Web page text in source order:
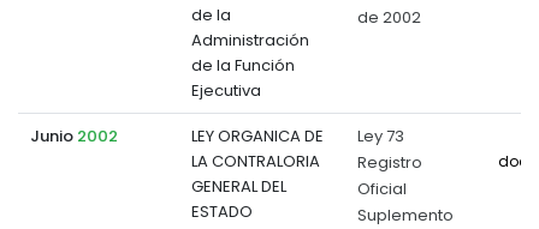
de la
Administración
de la Función
Ejecutiva
de 2002
Junio 2002
LEY ORGANICA DE
LA CONTRALORIA
GENERAL DEL
ESTADO
Ley 73
Registro
Oficial
Suplemento